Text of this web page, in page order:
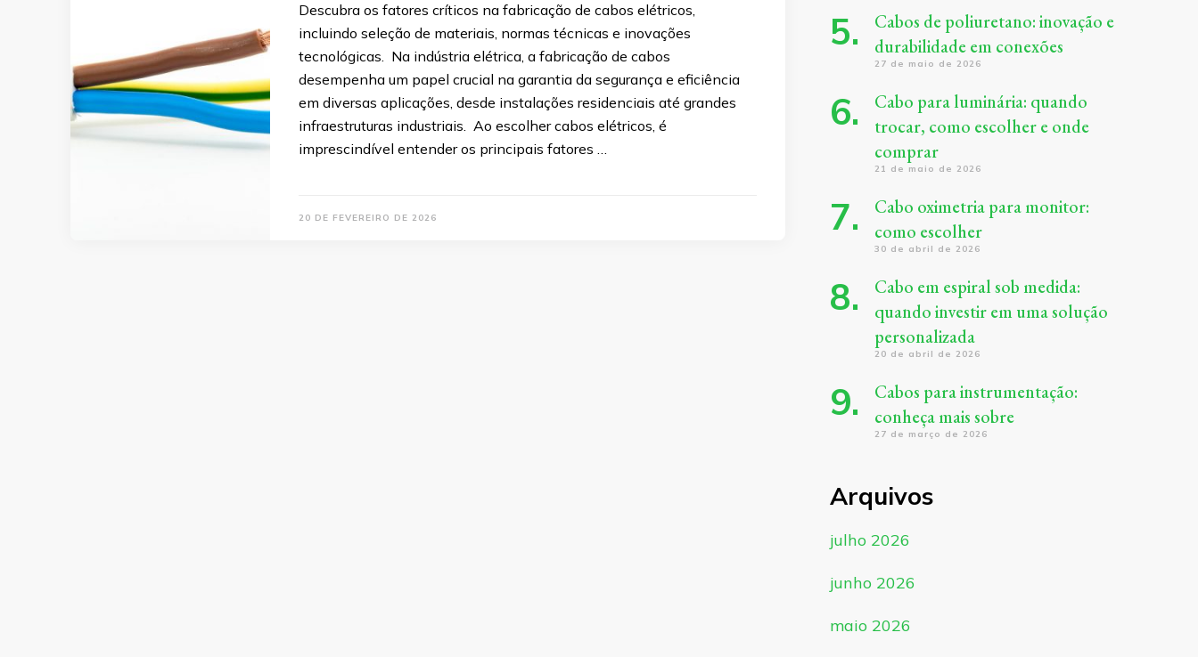
Descubra os fatores críticos na fabricação de cabos elétricos,
incluindo seleção de materiais, normas técnicas e inovações
tecnológicas. Na indústria elétrica, a fabricação de cabos
desempenha um papel crucial na garantia da segurança e eficiência
em diversas aplicações, desde instalações residenciais até grandes
infraestruturas industriais. Ao escolher cabos elétricos, é
imprescindível entender os principais fatores …
20 DE FEVEREIRO DE 2026
Cabos de poliuretano: inovação e
durabilidade em conexões
27 de maio de 2026
Cabo para luminária: quando
trocar, como escolher e onde
comprar
21 de maio de 2026
Cabo oximetria para monitor:
como escolher
30 de abril de 2026
Cabo em espiral sob medida:
quando investir em uma solução
personalizada
20 de abril de 2026
Cabos para instrumentação:
conheça mais sobre
27 de março de 2026
Arquivos
julho 2026
junho 2026
maio 2026